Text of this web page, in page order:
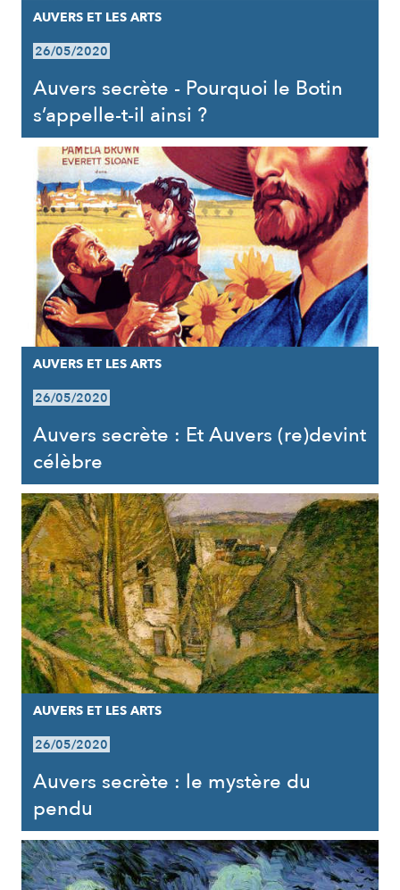
AUVERS ET LES ARTS
26/05/2020
Auvers secrète - Pourquoi le Botin
s’appelle-t-il ainsi ?
AUVERS ET LES ARTS
26/05/2020
Auvers secrète : Et Auvers (re)devint
célèbre
AUVERS ET LES ARTS
26/05/2020
Auvers secrète : le mystère du
pendu